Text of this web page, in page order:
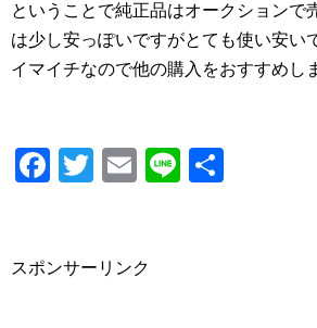
ということで純正品はオークションで
は少し安っぽいですがとても使い安い
イマイチなので他の購入をおすすめし
F
e
T
er
E
Li
スポンサーリンク